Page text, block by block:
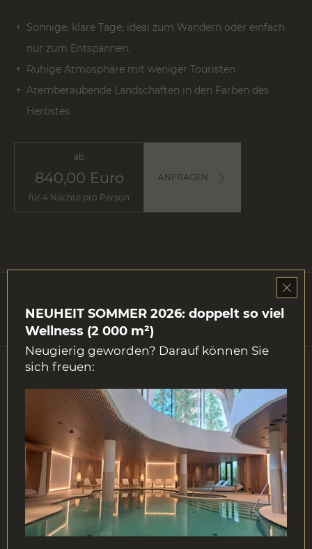
Sonnige, klare Tage, ideal zum Wandern oder einfach
nur zum Entspannen.
Ruhige Atmosphäre mit weniger Touristen
Atemberaubende Landschaften in den Farben des
Herbstes
ab
840,00 Euro
für 4 Nächte pro Person
ANFRAGEN
INKLUSIVLEISTUNGEN
Weitere Angebote
Entdecken Sie unsere unschlagbaren
Angebote
NEUHEIT SOMMER 2026: doppelt so viel
Wellness (2 000 m²)
Neugierig geworden? Darauf können Sie
sich freuen: